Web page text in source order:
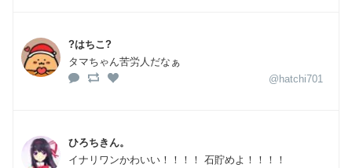
?はちこ?
タマちゃん苦労人だなぁ
@hatchi701
ひろちきん。
イナリワンかわいい！！！！ 石貯めよ！！！！